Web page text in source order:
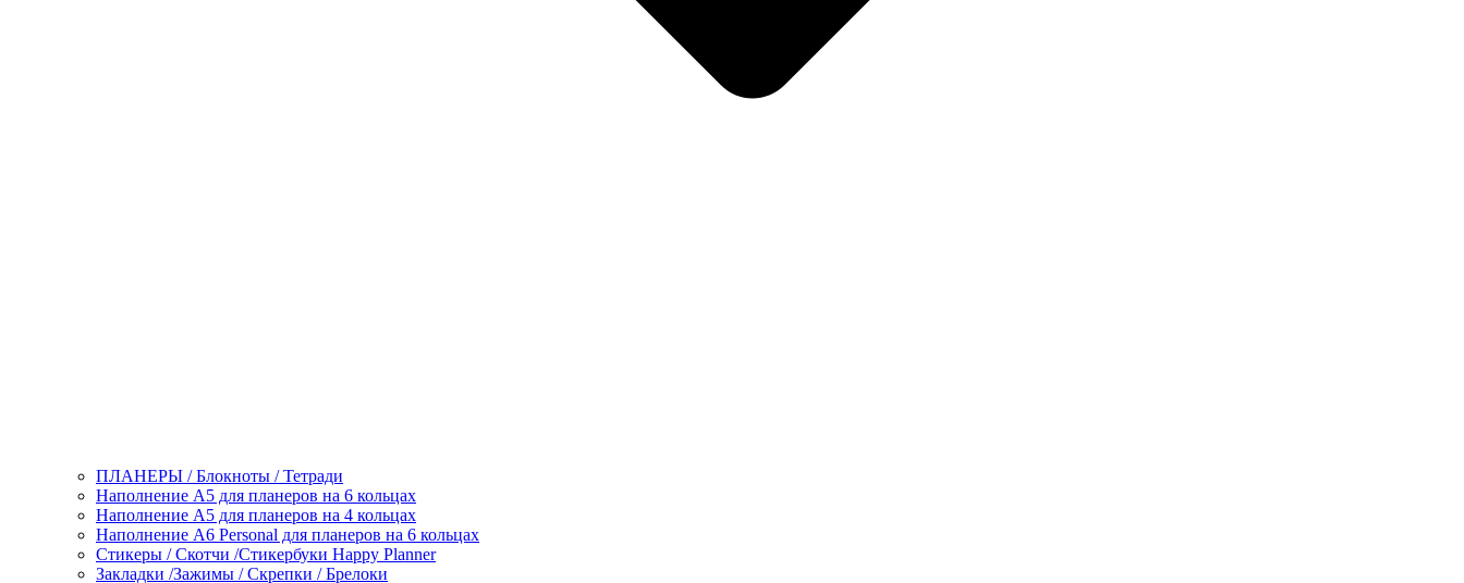
ПЛАНЕРЫ / Блокноты / Тетради
Наполнение А5 для планеров на 6 кольцах
Наполнение А5 для планеров на 4 кольцах
Наполнение А6 Personal для планеров на 6 кольцах
Стикеры / Скотчи /Стикербуки Happy Planner
Закладки /Зажимы / Скрепки / Брелоки